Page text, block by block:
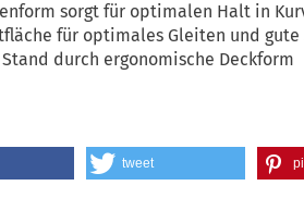
sorgt für optimalen Halt in
für optimales Gleiten und
durch ergonomische Deckform
tweet